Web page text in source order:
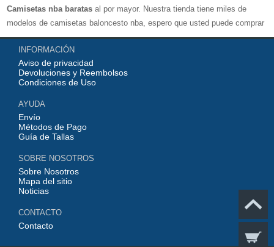
Camisetas nba baratas al por mayor. Nuestra tienda tiene miles de
modelos de camisetas baloncesto nba, espero que usted puede comprar
su camiseta de baloncesto favorito!
INFORMACIÓN
Aviso de privacidad
Devoluciones y Reembolsos
Condiciones de Uso
AYUDA
Envío
Métodos de Pago
Guía de Tallas
SOBRE NOSOTROS
Sobre Nosotros
Mapa del sitio
Noticias
CONTACTO
Contacto